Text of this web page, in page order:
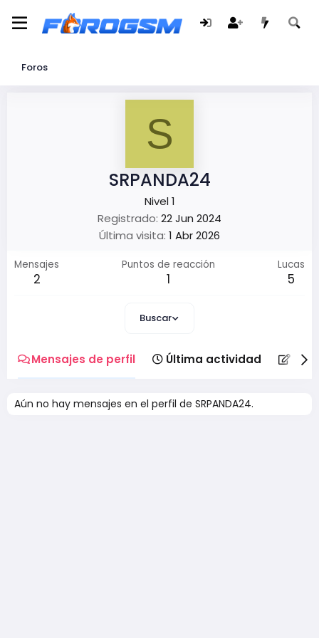
Foros
S
SRPANDA24
Nivel 1
Registrado 22 Jun 2024
Última visita 1 Abr 2026
Mensajes
2
Puntos de reacción
1
Lucas
5
Buscar
Mensajes de perfil Última actividad
Aún no hay mensajes en el perfil de SRPANDA24.